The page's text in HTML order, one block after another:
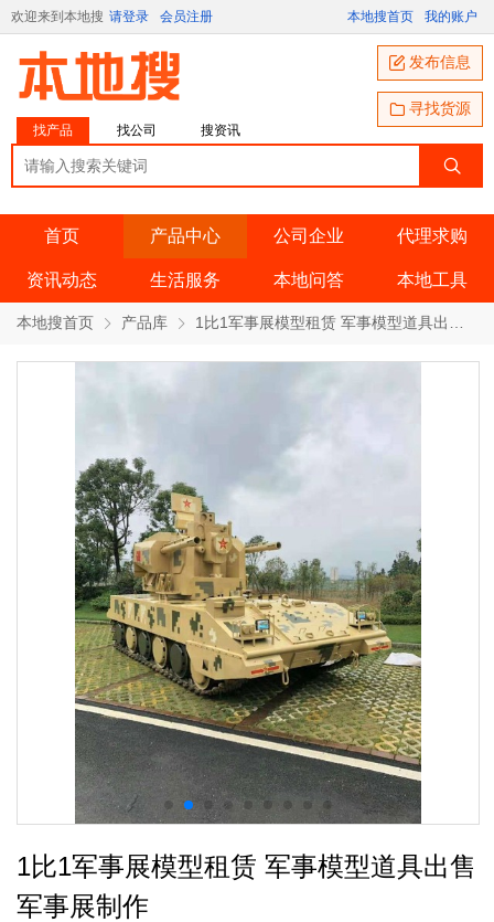
欢迎来到本地搜 请登录 会员注册 本地搜首页 我的账户
找产品 找公司 搜资讯
发布信息
寻找货源
首页 产品中心 公司企业 代理求购
资讯动态 生活服务 本地问答 本地工具
本地搜首页 产品库
1比1军事展模型租赁 军事模型道具出售
军事展制作